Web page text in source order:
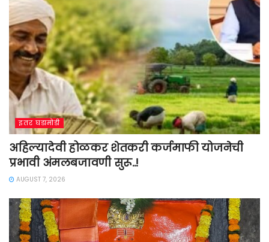
इतर घडामोडी
अहिल्यादेवी होळकर शेतकरी कर्जमाफी योजनेची
प्रभावी अंमलबजावणी सुरू..!
AUGUST 7, 2026